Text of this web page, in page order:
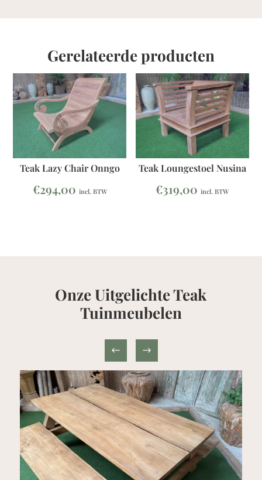
Gerelateerde producten
Teak Lazy Chair Onngo
€294,00 incl. BTW
Teak Loungestoel Nusina
€319,00 incl. BTW
Onze Uitgelichte Teak
Tuinmeubelen